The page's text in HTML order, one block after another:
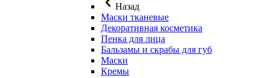
Назад
Маски тканевые
Декоративная косметика
Пенка для лица
Бальзамы и скрабы для губ
Маски
Кремы